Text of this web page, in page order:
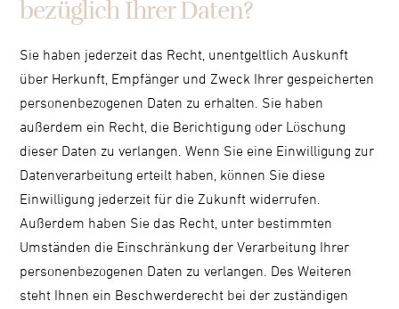
bezüglich Ihrer Daten?
Sie haben jederzeit das Recht, unentgeltlich Auskunft
über Herkunft, Empfänger und Zweck Ihrer gespeicherten
personenbezogenen Daten zu erhalten. Sie haben
außerdem ein Recht, die Berichtigung oder Löschung
dieser Daten zu verlangen. Wenn Sie eine Einwilligung zur
Datenverarbeitung erteilt haben, können Sie diese
Einwilligung jederzeit für die Zukunft widerrufen.
Außerdem haben Sie das Recht, unter bestimmten
Umständen die Einschränkung der Verarbeitung Ihrer
personenbezogenen Daten zu verlangen. Des Weiteren
steht Ihnen ein Beschwerderecht bei der zuständigen